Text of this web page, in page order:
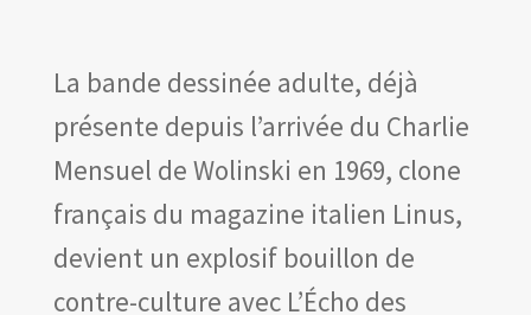
La bande dessinée adulte, déjà
présente depuis l’arrivée du Charlie
Mensuel de Wolinski en 1969, clone
français du magazine italien Linus,
devient un explosif bouillon de
contre-culture avec L’Écho des